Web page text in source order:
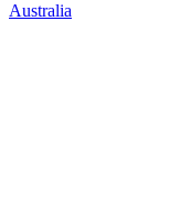
Australia